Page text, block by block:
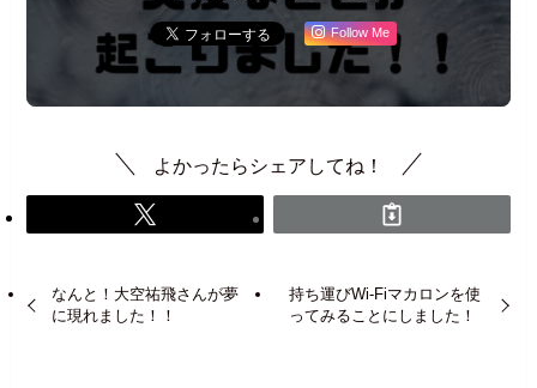
Follow Me
よかったらシェアしてね！
なんと！大空祐飛さんが夢
に現れました！！
持ち運びWi-Fiマカロンを使
ってみることにしました！